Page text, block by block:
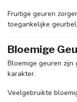
Fruitige geuren
toegankelijke
Bloemige
Bloemige geuren
karakter.
Veelgebruikte